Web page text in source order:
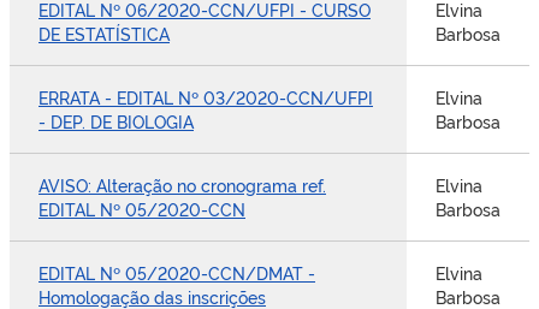
EDITAL Nº 06/2020-CCN/UFPI - CURSO
DE ESTATÍSTICA
Elvina
Barbosa
ERRATA - EDITAL Nº 03/2020-CCN/UFPI
- DEP. DE BIOLOGIA
Elvina
Barbosa
AVISO: Alteração no cronograma ref.
EDITAL Nº 05/2020-CCN
Elvina
Barbosa
EDITAL Nº 05/2020-CCN/DMAT -
Homologação das inscrições
Elvina
Barbosa